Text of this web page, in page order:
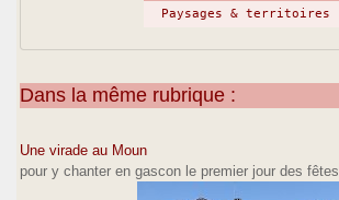
Paysages & territoires
Dans la même rubrique :
Une virade au Moun
pour y chanter en gascon le premier jour des fêtes